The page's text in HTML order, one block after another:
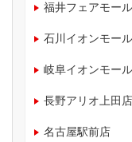
福井フェアモー
石川イオンモー
岐阜イオンモー
長野アリオ上田店
名古屋駅前店